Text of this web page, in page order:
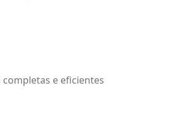
e eficientes